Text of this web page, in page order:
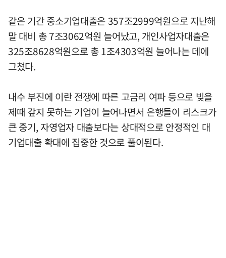
같은 기간 중소기업대출은 357조2999억원으로 지난해
말 대비 총 7조3062억원 늘어났고, 개인사업자대출은
325조8628억원으로 총 1조4303억원 늘어나는 데에
그쳤다.
내수 부진에 이란 전쟁에 따른 고금리 여파 등으로 빚을
제때 갚지 못하는 기업이 늘어나면서 은행들이 리스크가
큰 중기, 자영업자 대출보다는 상대적으로 안정적인 대
기업대출 확대에 집중한 것으로 풀이된다.